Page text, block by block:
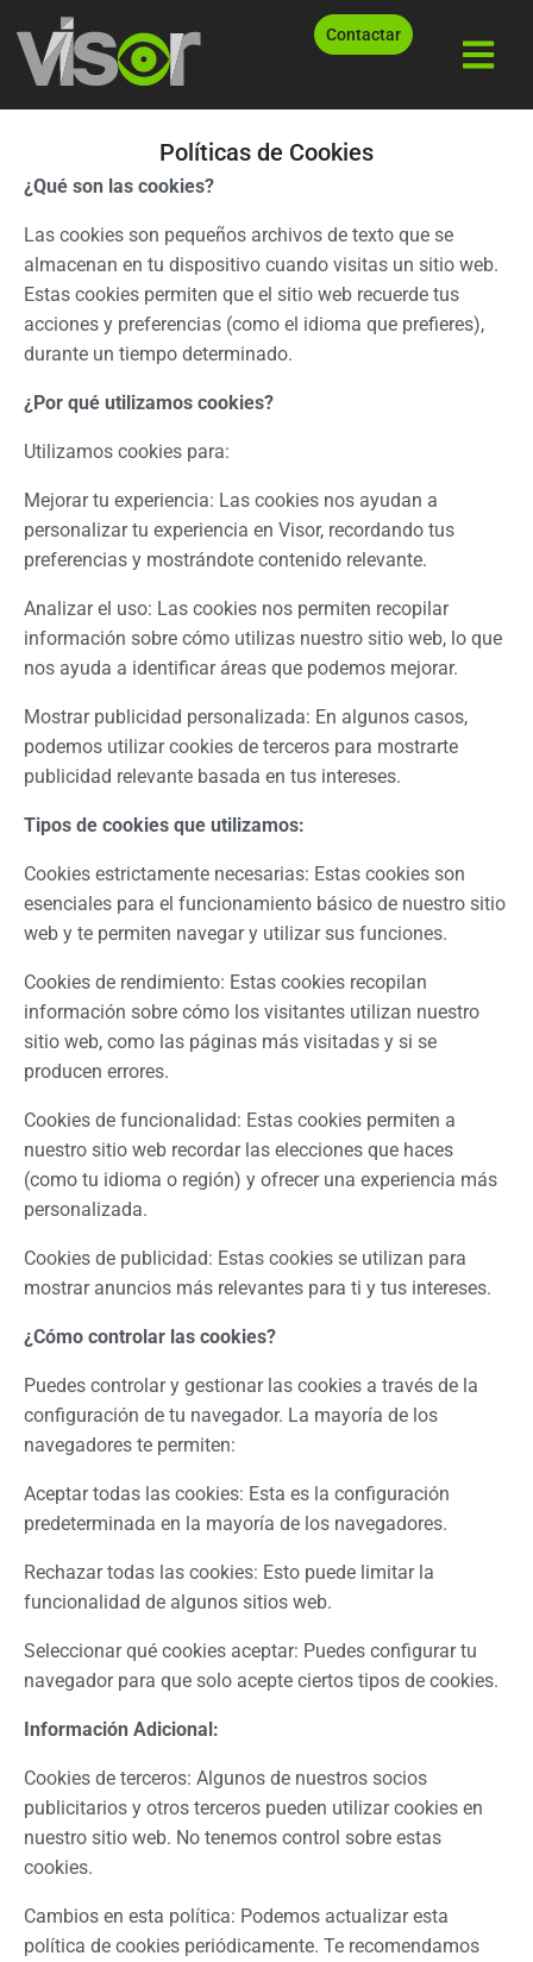
Contactar
Políticas de Cookies
¿Qué son las cookies?
Las cookies son pequeños archivos de texto que se
almacenan en tu dispositivo cuando visitas un sitio web.
Estas cookies permiten que el sitio web recuerde tus
acciones y preferencias (como el idioma que prefieres),
durante un tiempo determinado.
¿Por qué utilizamos cookies?
Utilizamos cookies para:
Mejorar tu experiencia: Las cookies nos ayudan a
personalizar tu experiencia en Visor, recordando tus
preferencias y mostrándote contenido relevante.
Analizar el uso: Las cookies nos permiten recopilar
información sobre cómo utilizas nuestro sitio web, lo que
nos ayuda a identificar áreas que podemos mejorar.
Mostrar publicidad personalizada: En algunos casos,
podemos utilizar cookies de terceros para mostrarte
publicidad relevante basada en tus intereses.
Tipos de cookies que utilizamos:
Cookies estrictamente necesarias: Estas cookies son
esenciales para el funcionamiento básico de nuestro sitio
web y te permiten navegar y utilizar sus funciones.
Cookies de rendimiento: Estas cookies recopilan
información sobre cómo los visitantes utilizan nuestro
sitio web, como las páginas más visitadas y si se
producen errores.
Cookies de funcionalidad: Estas cookies permiten a
nuestro sitio web recordar las elecciones que haces
(como tu idioma o región) y ofrecer una experiencia más
personalizada.
Cookies de publicidad: Estas cookies se utilizan para
mostrar anuncios más relevantes para ti y tus intereses.
¿Cómo controlar las cookies?
Puedes controlar y gestionar las cookies a través de la
configuración de tu navegador. La mayoría de los
navegadores te permiten:
Aceptar todas las cookies: Esta es la configuración
predeterminada en la mayoría de los navegadores.
Rechazar todas las cookies: Esto puede limitar la
funcionalidad de algunos sitios web.
Seleccionar qué cookies aceptar: Puedes configurar tu
navegador para que solo acepte ciertos tipos de cookies.
Información Adicional:
Cookies de terceros: Algunos de nuestros socios
publicitarios y otros terceros pueden utilizar cookies en
nuestro sitio web. No tenemos control sobre estas
cookies.
Cambios en esta política: Podemos actualizar esta
política de cookies periódicamente. Te recomendamos